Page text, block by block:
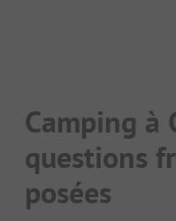
Camping à
questions
posées